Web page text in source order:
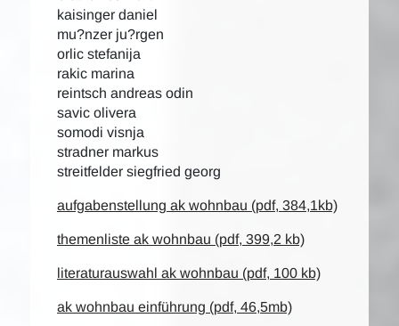
kaisinger daniel
mu?nzer ju?rgen
orlic stefanija
rakic marina
reintsch andreas odin
savic olivera
somodi visnja
stradner markus
streitfelder siegfried georg
aufgabenstellung ak wohnbau (pdf, 384,1kb)
themenliste ak wohnbau (pdf, 399,2 kb)
literaturauswahl ak wohnbau (pdf, 100 kb)
ak wohnbau einführung (pdf, 46,5mb)